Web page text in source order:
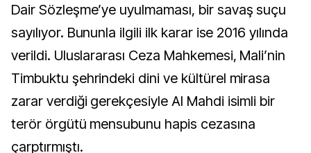
Dair Sözleşme’ye uyulmaması, bir savaş suçu
sayılıyor. Bununla ilgili ilk karar ise 2016 yılında
verildi. Uluslararası Ceza Mahkemesi, Mali’nin
Timbuktu şehrindeki dini ve kültürel mirasa
zarar verdiği gerekçesiyle Al Mahdi isimli bir
terör örgütü mensubunu hapis cezasına
çarptırmıştı.